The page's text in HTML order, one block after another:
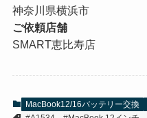
神奈川県横浜市
ご依頼店舗
SMART恵比寿店
MacBook12/16バッテリー交換